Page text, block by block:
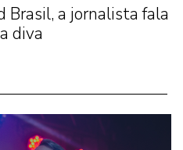
Brasil, a jornalista fala
diva